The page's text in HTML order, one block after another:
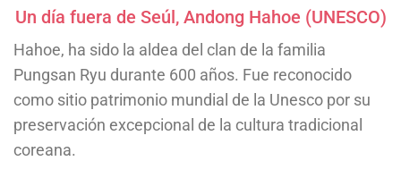
Un día fuera de Seúl, Andong Hahoe (UNESCO)
Hahoe, ha sido la aldea del clan de la familia
Pungsan Ryu durante 600 años. Fue reconocido
como sitio patrimonio mundial de la Unesco por su
preservación excepcional de la cultura tradicional
coreana.